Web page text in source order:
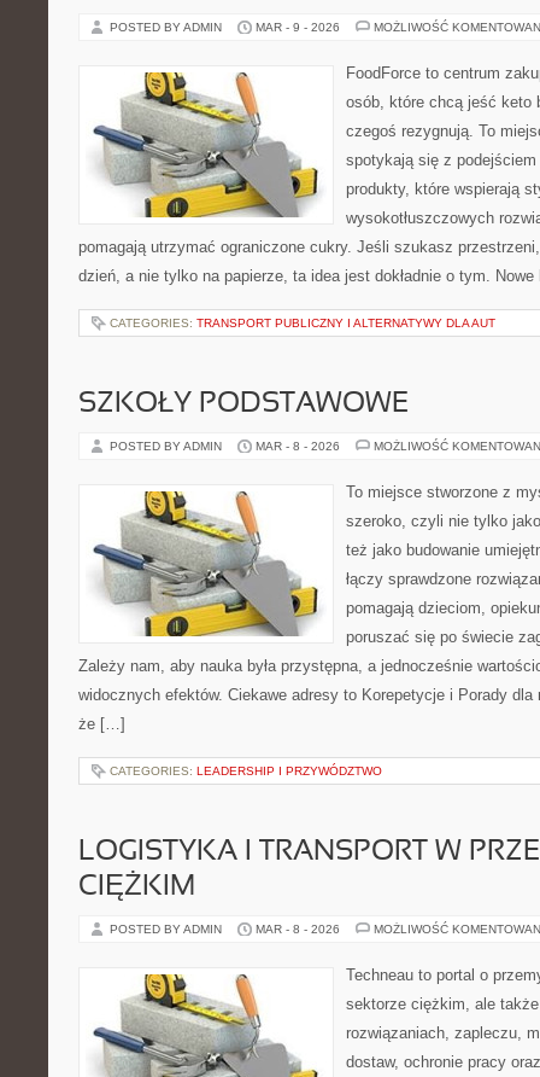
POSTED BY ADMIN MAR - 9 - 2026 MOŻLIWOŚĆ
FoodForce to centrum
osób, które chcą jeść keto
czegoś rezygnują. To
spotykają się z
produkty, które wspierają
wysokotłuszczowych
pomagają utrzymać ograniczone cukry. Jeśli szukasz
dzień, a nie tylko na papierze, ta idea jest dokładnie o tym.
CATEGORIES: TRANSPORT PUBLICZNY I ALTERNATYWY DLA AUT
SZKOŁY PODSTAWOWE
POSTED BY ADMIN MAR - 8 - 2026 MOŻLIWOŚĆ
To miejsce stworzone z
szeroko, czyli nie tylko
też jako budowanie
łączy sprawdzone
pomagają dzieciom,
poruszać się po świecie
Zależy nam, aby nauka była przystępna, a jednocześnie
widocznych efektów. Ciekawe adresy to Korepetycje i Porady dla
że […]
CATEGORIES: LEADERSHIP I PRZYWÓDZTWO
LOGISTYKA I TRANSPORT W
CIĘŻKIM
POSTED BY ADMIN MAR - 8 - 2026 MOŻLIWOŚĆ
Techneau to portal o
sektorze ciężkim, ale
rozwiązaniach, zapleczu,
dostaw, ochronie pracy